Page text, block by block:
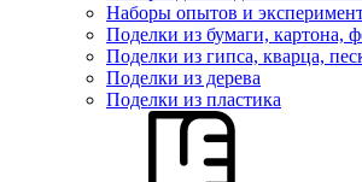
Наборы опытов и
Поделки из бумаги, картона,
Поделки из гипса, кварца,
Поделки из дерева
Поделки из пластика